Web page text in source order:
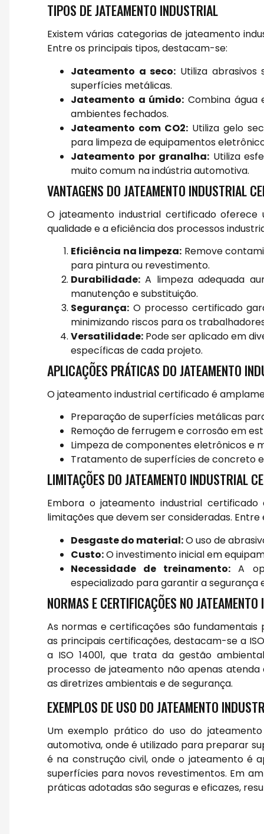
TIPOS DE JATEAMENTO INDUSTRIAL
Existem várias categorias de jateamento
Entre os principais tipos, destacam-se:
Jateamento a seco: Utiliza
superfícies metálicas.
Jateamento a úmido: Combina água
ambientes fechados.
Jateamento com CO2: Utiliza gelo
para limpeza de equipamentos
Jateamento por granalha: Utiliza
muito comum na indústria automotiva.
VANTAGENS DO JATEAMENTO INDUSTRIAL
O jateamento industrial certificado
qualidade e a eficiência dos processos
Eficiência na limpeza: Remove
para pintura ou revestimento.
Durabilidade: A limpeza adequada
manutenção e substituição.
Segurança: O processo certificado
minimizando riscos para os
Versatilidade: Pode ser aplicado em
específicas de cada projeto.
APLICAÇÕES PRÁTICAS DO JATEAMENTO
O jateamento industrial certificado é
Preparação de superfícies metálicas
Remoção de ferrugem e corrosão em
Limpeza de componentes eletrônicos e
Tratamento de superfícies de concreto
LIMITAÇÕES DO JATEAMENTO INDUSTRIAL
Embora o jateamento industrial
limitações que devem ser consideradas.
Desgaste do material:O uso de
Custo:O investimento inicial em
Necessidade de treinamento: A
especializado para garantir a segurança
NORMAS E CERTIFICAÇÕES NO
As normas e certificações são
as principais certificações, destacam-se a
a ISO 14001, que trata da gestão
processo de jateamento não apenas
as diretrizes ambientais e de segurança.
EXEMPLOS DE USO DO JATEAMENTO
Um exemplo prático do uso do
automotiva, onde é utilizado para preparar
é na construção civil, onde o jateamento é
superfícies para novos revestimentos. Em
práticas adotadas são seguras e eficazes,